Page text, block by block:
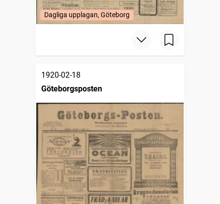
Dagliga upplagan, Göteborg
1920-02-18
Göteborgsposten